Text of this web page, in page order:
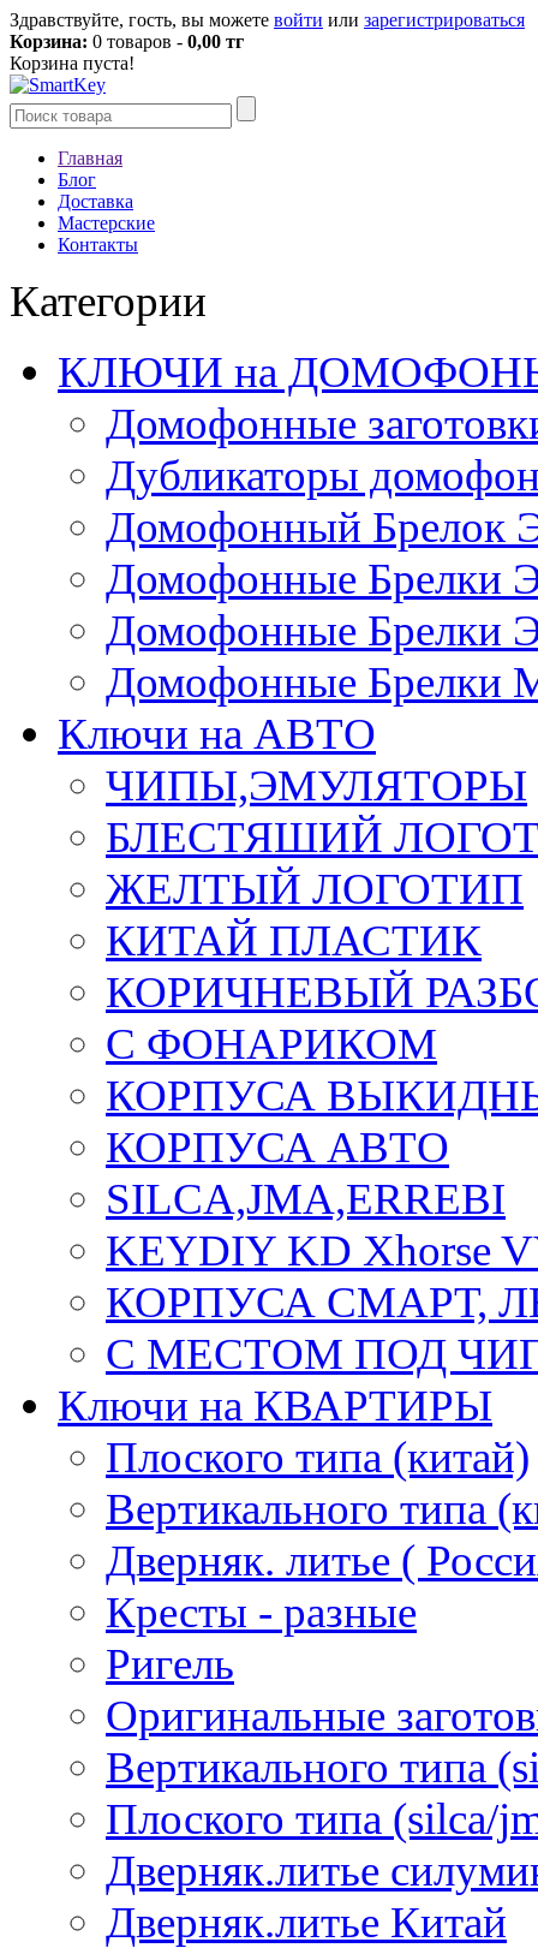
Здравствуйте, гость, вы можете войти или зарегистрироваться
Корзина: 0 товаров - 0,00 тг
Корзина пуста!
Главная
Блог
Доставка
Мастерские
Контакты
Категории
КЛЮЧИ на
Домофонные
Дубликаторы
Домофонный Брелок
Домофонные Брелки
Домофонные Брелки
Домофонные Брелки
Ключи на АВТО
ЧИПЫ,ЭМУЛЯТОРЫ
БЛЕСТЯШИЙ
ЖЕЛТЫЙ ЛОГОТИП
КИТАЙ ПЛАСТИК
КОРИЧНЕВЫЙ
С ФОНАРИКОМ
КОРПУСА
КОРПУСА АВТО
SILCA,JMA,ERREBI
KEYDIY KD Xhorse
КОРПУСА СМАРТ,
С МЕСТОМ ПОД
Ключи на КВАРТИРЫ
Плоского типа (китай)
Вертикального типа
Дверняк. литье (
Кресты - разные
Ригель
Оригинальные
Вертикального типа
Плоского типа (silca/
Дверняк.литье
Дверняк.литье Китай